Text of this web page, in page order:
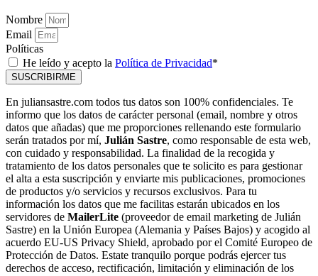
Nombre
Email
Políticas
He leído y acepto la Política de Privacidad*
SUSCRIBIRME
En juliansastre.com todos tus datos son 100% confidenciales. Te
informo que los datos de carácter personal (email, nombre y otros
datos que añadas) que me proporciones rellenando este formulario
serán tratados por mí, Julián Sastre, como responsable de esta web,
con cuidado y responsabilidad. La finalidad de la recogida y
tratamiento de los datos personales que te solicito es para gestionar
el alta a esta suscripción y enviarte mis publicaciones, promociones
de productos y/o servicios y recursos exclusivos. Para tu
información los datos que me facilitas estarán ubicados en los
servidores de MailerLite (proveedor de email marketing de Julián
Sastre) en la Unión Europea (Alemania y Países Bajos) y acogido al
acuerdo EU-US Privacy Shield, aprobado por el Comité Europeo de
Protección de Datos. Estate tranquilo porque podrás ejercer tus
derechos de acceso, rectificación, limitación y eliminación de los